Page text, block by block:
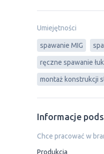
Umiejętności
spawanie MIG
ręczne spawanie
montaż konstrukcji
Informacje
Chce pracować w
Produkcja